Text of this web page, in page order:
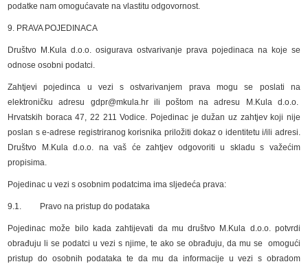
podatke nam omogućavate na vlastitu odgovornost.
9. PRAVA POJEDINACA
Društvo M.Kula d.o.o. osigurava ostvarivanje prava pojedinaca na koje se
odnose osobni podatci.
Zahtjevi pojedinca u vezi s ostvarivanjem prava mogu se poslati na
elektroničku adresu gdpr@mkula.hr ili poštom na adresu M.Kula d.o.o.
Hrvatskih boraca 47, 22 211 Vodice. Pojedinac je dužan uz zahtjev koji nije
poslan s e-adrese registriranog korisnika priložiti dokaz o identitetu i/ili adresi.
Društvo M.Kula d.o.o. na vaš će zahtjev odgovoriti u skladu s važećim
propisima.
Pojedinac u vezi s osobnim podatcima ima sljedeća prava:
9.1. Pravo na pristup do podataka
Pojedinac može bilo kada zahtijevati da mu društvo M.Kula d.o.o. potvrdi
obrađuju li se podatci u vezi s njime, te ako se obrađuju, da mu se omogući
pristup do osobnih podataka te da mu da informacije u vezi s obradom